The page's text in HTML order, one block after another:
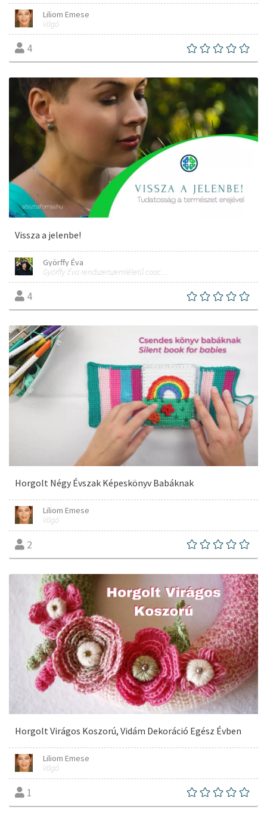
Liliom Emese
Vágó
4
Vissza a jelenbe!
Györffy Éva
Györffy Éva rendszerszemléletű coach, tréner, alternatív mozgás- és erdőterápiás szakember
4
Horgolt Négy Évszak Képeskönyv Babáknak
Liliom Emese
Vágó
2
Horgolt Virágos Koszorú, Vidám Dekoráció Egész Évben
Liliom Emese
Vágó
1